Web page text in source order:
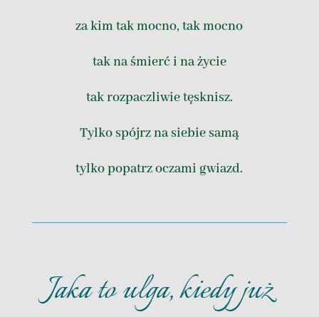
za kim tak mocno, tak mocno
tak na śmierć i na życie
tak rozpaczliwie tęsknisz.
Tylko spójrz na siebie samą
tylko popatrz oczami gwiazd.
Jaka to ulga, kiedy już